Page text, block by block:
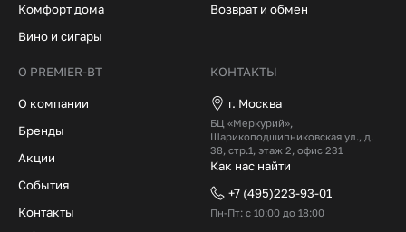
Комфорт дома
Вино и сигары
Возврат и обмен
О PREMIER-BT
О компании
Бренды
Акции
События
Контакты
КОНТАКТЫ
г. Москва
БЦ «Меркурий»,
Шарикоподшипниковская ул., д.
38, стр.1, этаж 2, офис 231
Как нас найти
+7 (495)223-93-01
Пн-Пт: с 10:00 до 18:00